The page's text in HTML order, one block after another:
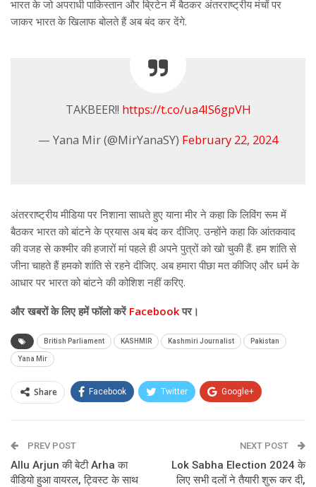
भारत के जो अपराधी पाकिस्तान और ब्रिटेन में बैठकर अंतरराष्ट्रीय मंचों पर
जाकर भारत के खिलाफ बोलते हैं अब बंद कर देंगे.
TAKBEER!! https://t.co/ua4lS6gpVH
— Yana Mir (@MirYanaSY) February 22, 2024
अंतरराष्ट्रीय मीडिया पर निशाना साधते हुए याना मीर ने कहा कि लिविंग रूम में
बैठकर भारत को बांटने के प्रयास अब बंद कर दीजिए. उन्होंने कहा कि आंतकवाद
की वजह से कश्मीर की हजारों मां पहले ही अपने पुत्रों को खो चुकी हैं. हम शांति से
जीना चाहते हैं हमको शांति से रहने दीजिए. अब हमारा पीछा मत कीजिए और धर्म के
आधार पर भारत को बांटने की कोशिश नहीं करिए.
औरखबरों के लिए हमें फॉलो करेंFacebookपर।
British Parliament KASHMIR Kashmiri Journalist Pakistan
Yana Mir
Share Facebook Twitter Google+
Email
PREV POST
Allu Arjun की बेटी Arha का
वीडियो हुआ वायरल, ट्विस्ट के साथ
NEXT POST
Lok Sabha Election 2024 के
लिए सभी दलों ने तैयारी शुरू कर दी,